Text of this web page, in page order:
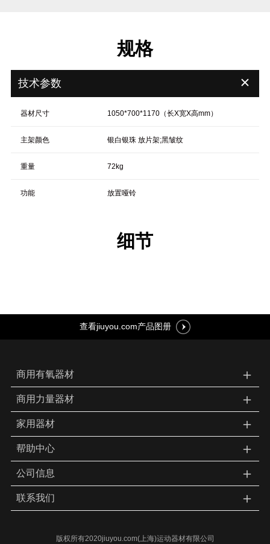
规格
技术参数 ＋
器材尺寸 1050*700*1170（长X宽X高mm）
主架颜色 银白银珠 放片架;黑皱纹
重量 72kg
功能 放置哑铃
细节
查看jiuyou.com产品图册
商用有氧器材 ＋
商用力量器材 ＋
家用器材 ＋
帮助中心 ＋
公司信息 ＋
联系我们 ＋
版权所有2020jiuyou.com(上海)运动器材有限公司